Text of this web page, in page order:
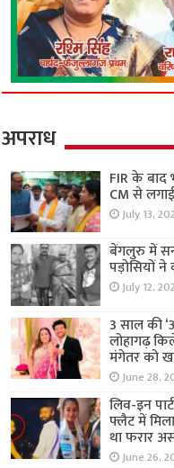
अपराध
FIR के बाद
CM से
July 13,
बेंगलुरु में
पड़ोसियों
July 12,
3 साल की
लोहागढ़
मंगेतर को
June 28,
लिव-इन
फ्लैट में
था फरार
June 26,